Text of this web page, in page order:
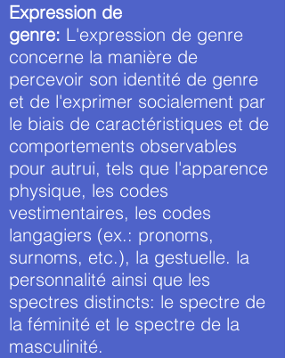
Expression de
genre: L'expression de genre
concerne la manière de
percevoir son identité de genre
et de l'exprimer socialement par
le biais de caractéristiques et de
comportements observables
pour autrui, tels que l'apparence
physique, les codes
vestimentaires, les codes
langagiers (ex.: pronoms,
surnoms, etc.), la gestuelle. la
personnalité ainsi que les
spectres distincts: le spectre de
la féminité et le spectre de la
masculinité.